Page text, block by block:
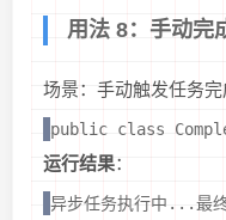
用法 8：手动完
场景：手动触发任务完
public class
运行结果：
异步任务执行中...最